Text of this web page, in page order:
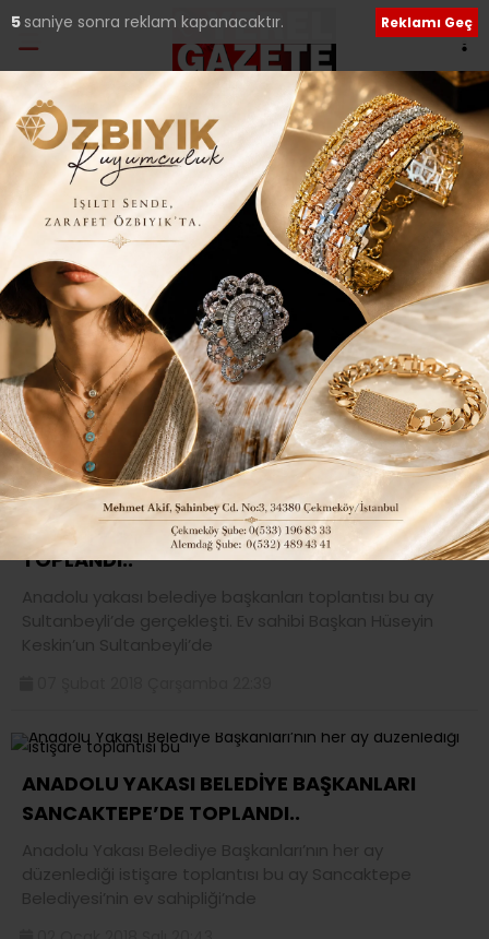
Etiket:Tuzla Belediye Başkanı
Şadi Yazıcı
ÇEKMEKÖY, ANADOLU YAKASI BELEDİYE
BAŞKANLARINI AĞIRLADI..
Çekmeköy Belediyesi’nin ev sahipliğinde
gerçekleştirilen Anadolu Yakası Belediye Başkanları
toplantısı Doğa Park’ta yapıldı.. Her ay
06 Eylül 2018 Perşembe 00:27
BAŞKANLAR BU AY SULTANBEYLİ’DE
TOPLANDI..
Anadolu yakası belediye başkanları toplantısı bu ay
Sultanbeyli’de gerçekleşti. Ev sahibi Başkan Hüseyin
Keskin’un Sultanbeyli’de
ANADOLU YAKASI BELEDİYE BAŞKANLARI
SANCAKTEPE’DE TOPLANDI..
Anadolu Yakası Belediye Başkanları’nın her ay
düzenlediği istişare toplantısı bu ay Sancaktepe
Belediyesi’nin ev sahipliği’nde
5 saniye sonra reklam kapanacaktır. Reklamı Geç